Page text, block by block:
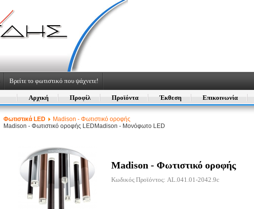
Βρείτε το φωτιστικό που ψάχνετε!
Αρχική Προφίλ Προϊόντα Έκθεση Επικοινωνία
Φωτιστικά LED
Madison - Φωτιστικό οροφής
Madison - Φωτιστικό οροφής LED Madison - Μονόφωτο LED
Madison - Φωτιστικό οροφής
Κωδικός Προϊόντος: AL.041.01-2042.9c